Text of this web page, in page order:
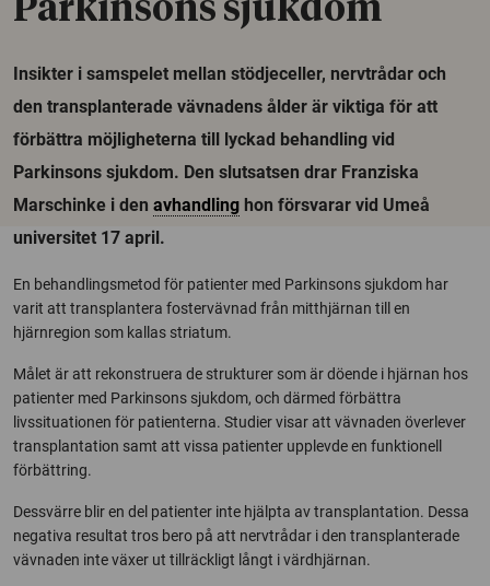
Parkinsons sjukdom
Insikter i samspelet mellan stödjeceller, nervtrådar och
den transplanterade vävnadens ålder är viktiga för att
förbättra möjligheterna till lyckad behandling vid
Parkinsons sjukdom. Den slutsatsen drar Franziska
Marschinke i den avhandling hon försvarar vid Umeå
universitet 17 april.
En behandlingsmetod för patienter med Parkinsons sjukdom har
varit att transplantera fostervävnad från mitthjärnan till en
hjärnregion som kallas striatum.
Målet är att rekonstruera de strukturer som är döende i hjärnan hos
patienter med Parkinsons sjukdom, och därmed förbättra
livssituationen för patienterna. Studier visar att vävnaden överlever
transplantation samt att vissa patienter upplevde en funktionell
förbättring.
Dessvärre blir en del patienter inte hjälpta av transplantation. Dessa
negativa resultat tros bero på att nervtrådar i den transplanterade
vävnaden inte växer ut tillräckligt långt i värdhjärnan.